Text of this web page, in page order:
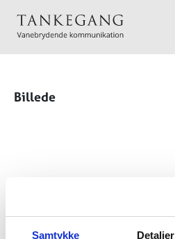
Samtykke Detaljer
Billede